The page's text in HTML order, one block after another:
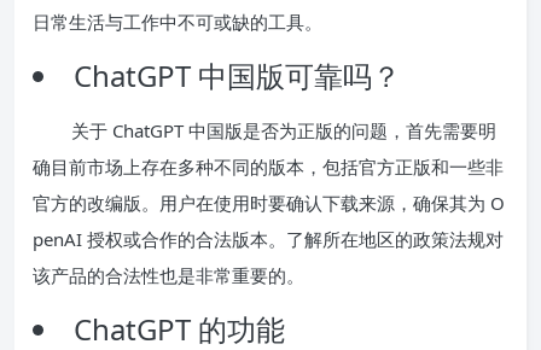
日常生活与工作中不可或缺的工具。
ChatGPT 中国版可靠吗？
关于 ChatGPT 中国版是否为正版的问题，首先需要明
确目前市场上存在多种不同的版本，包括官方正版和一些非
官方的改编版。用户在使用时要确认下载来源，确保其为 O
penAI 授权或合作的合法版本。了解所在地区的政策法规对
该产品的合法性也是非常重要的。
ChatGPT 的功能